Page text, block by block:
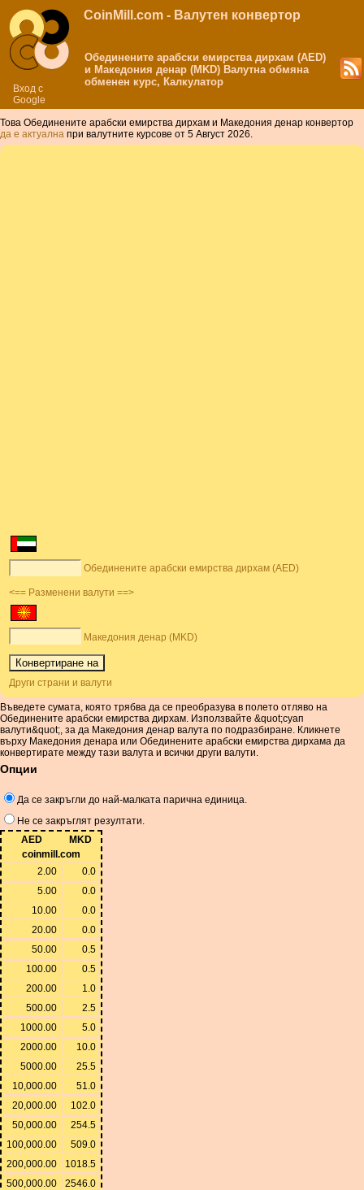
Вход с
Google
CoinMill.com - Валутен конвертор
Обединените арабски емирства дирхам (AED)
и Македония денар (MKD) Валутна обмяна
обменен курс, Калкулатор
Това Обединените арабски емирства дирхам и Македония денар конвертор
да е актуална при валутните курсове от 5 Август 2026.
Обединените арабски емирства дирхам (AED)
<== Разменени валути ==>
Македония денар (MKD)
Други страни и валути
Въведете сумата, която трябва да се преобразува в полето отляво на
Обединените арабски емирства дирхам. Използвайте &quot;суап
валути&quot;, за да Македония денар валута по подразбиране. Кликнете
върху Македония денара или Обединените арабски емирства дирхама да
конвертирате между тази валута и всички други валути.
Опции
Да се ​​закръгли до най-малката парична единица.
Не се закръглят резултати.
AED
MKD
coinmill.com
2.00
0.0
5.00
0.0
10.00
0.0
20.00
0.0
50.00
0.5
100.00
0.5
200.00
1.0
500.00
2.5
1000.00
5.0
2000.00
10.0
5000.00
25.5
10,000.00
51.0
20,000.00
102.0
50,000.00
254.5
100,000.00
509.0
200,000.00
1018.5
500,000.00
2546.0